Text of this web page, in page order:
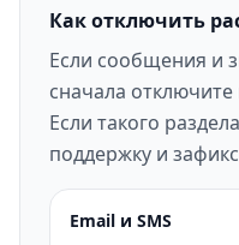
Как отключить
Если сообщения и
сначала отключите
Если такого
поддержку и
Email и SMS